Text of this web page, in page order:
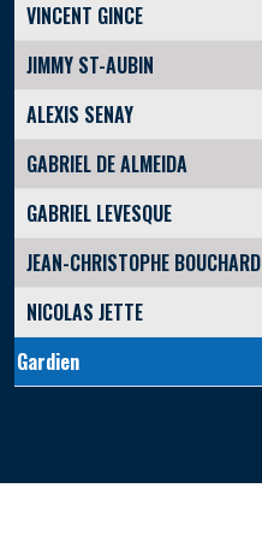
VINCENT GINCE
JIMMY ST-AUBIN
ALEXIS SENAY
GABRIEL DE ALMEIDA
GABRIEL LEVESQUE
JEAN-CHRISTOPHE BOUCHARD
NICOLAS JETTE
Gardien